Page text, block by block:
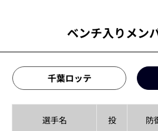
ベンチ入りメン
千葉ロッテ
選手名 投 防